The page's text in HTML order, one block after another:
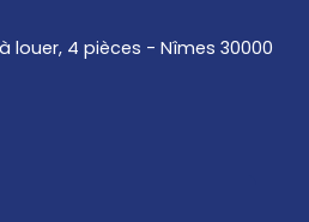
louer, 4 pièces - Nîmes 30000